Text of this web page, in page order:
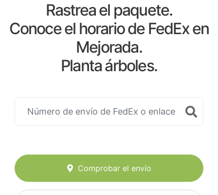
Rastrea el paquete.
Conoce el horario de FedEx en
Mejorada.
Planta árboles.
Comprobar el envío